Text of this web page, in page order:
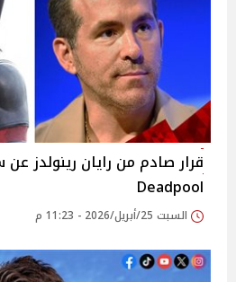
قرار صادم من رايان رينولدز
Deadpool
السبت 25/أبريل/2026 - 11:23 م